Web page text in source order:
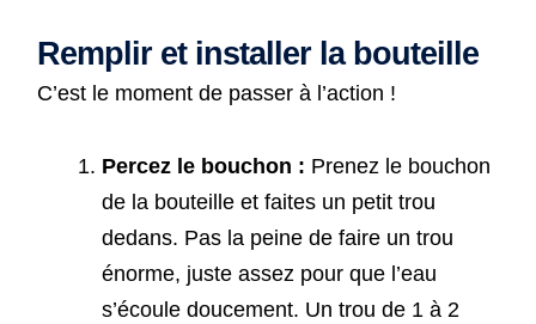
Remplir et installer la bouteille
C’est le moment de passer à l’action !
Percez le bouchon : Prenez le bouchon
de la bouteille et faites un petit trou
dedans. Pas la peine de faire un trou
énorme, juste assez pour que l’eau
s’écoule doucement. Un trou de 1 à 2